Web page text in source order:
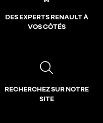
DES EXPERTS RENAULT À
VOS CÔTÉS
RECHERCHEZ SUR NOTRE
SITE